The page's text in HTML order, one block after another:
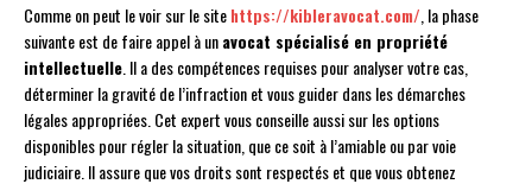
Comme on peut le voir sur le sitehttps://kibleravocat.com/ , la phase
suivante est de faire appel à unavocat spécialisé en propriété
intellectuelle . Il a des compétences requises pour analyser votre cas,
déterminer la gravité de l’infraction et vous guider dans les démarches
légales appropriées. Cet expert vous conseille aussi sur les options
disponibles pour régler la situation, que ce soit à l’amiable ou par voie
judiciaire. Il assure que vos droits sont respectés et que vous obtenez